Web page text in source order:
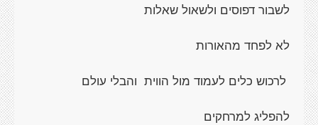
לשבור דפוסים ולשאול שאלות
לא לפחד מהאורות
לרכוש כלים לעמוד מול הווית והבלי עולם
להפליג למרחקים